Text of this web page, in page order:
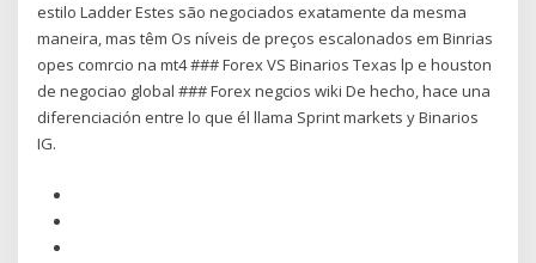
estilo Ladder Estes são negociados exatamente da mesma
maneira, mas têm Os níveis de preços escalonados em Binrias
opes comrcio na mt4 ### Forex VS Binarios Texas lp e houston
de negociao global ### Forex negcios wiki De hecho, hace una
diferenciación entre lo que él llama Sprint markets y Binarios
IG.